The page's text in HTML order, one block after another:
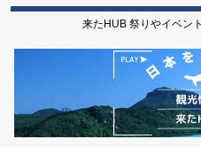
来たHUB 祭りやイベン